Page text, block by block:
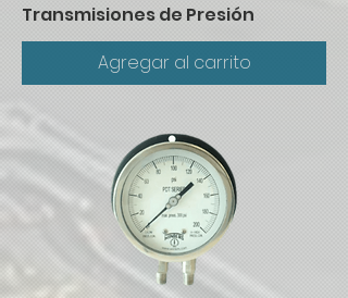
Transmisiones de Presión
Agregar al carrito